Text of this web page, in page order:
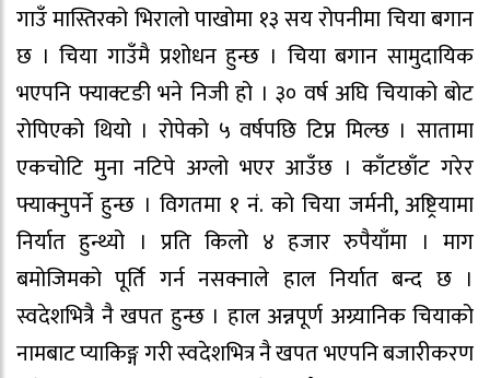
गाउँ मास्तिरको भिरालो पाखोमा १३ सय रोपनीमा चिया बगान
छ । चिया गाउँमै प्रशोधन हुन्छ । चिया बगान सामुदायिक
भएपनि फ्याक्टङी भने निजी हो । ३० वर्ष अघि चियाको बोट
रोपिएको थियो । रोपेको ५ वर्षपछि टिप्न मिल्छ । सातामा
एकचोटि मुना नटिपे अग्लो भएर आउँछ । काँटछाँट गरेर
फ्याक्नुपर्ने हुन्छ । विगतमा १ नं. को चिया जर्मनी, अष्ट्रियामा
निर्यात हुन्थ्यो । प्रति किलो ४ हजार रुपैयाँमा । माग
बमोजिमको पूर्ति गर्न नसक्नाले हाल निर्यात बन्द छ ।
स्वदेशभित्रै नै खपत हुन्छ । हाल अन्नपूर्ण अग्र्यानिक चियाको
नामबाट प्याकिङ्ग गरी स्वदेशभित्र नै खपत भएपनि बजारीकरण